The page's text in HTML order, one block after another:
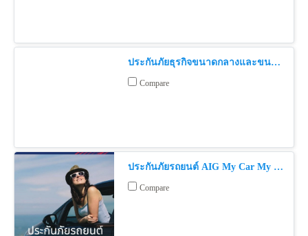
ประกันภัยธุรกิจขนาดกลางและขนาดย่อม
Compare
ประกันภัยรถยนต์ AIG My Car My Choice
Compare